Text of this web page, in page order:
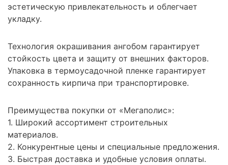
эстетическую привлекательность и облегчает
укладку.
Технология окрашивания ангобом гарантирует
стойкость цвета и защиту от внешних факторов.
Упаковка в термоусадочной пленке гарантирует
сохранность кирпича при транспортировке.
Преимущества покупки от «Мегаполис»:
1. Широкий ассортимент строительных
материалов.
2. Конкурентные цены и специальные предложения.
3. Быстрая доставка и удобные условия оплаты.